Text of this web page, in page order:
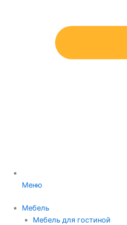
Меню
Мебель
Мебель для гостиной